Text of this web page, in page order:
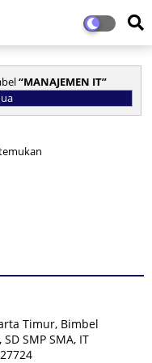
MANAJEMEN IT
Timur, Bimbel
SMP SMA, IT